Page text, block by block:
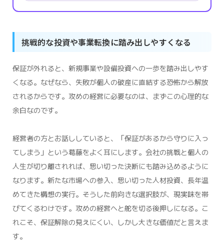
挑戦的な投資や事業転換に踏み出しやすくなる
保証が外れると、新規事業や設備投資への一歩を踏み出しやす
くなる。なぜなら、失敗が個人の破産に直結する恐怖から解放
されるからです。攻めの経営に必要なのは、まずこの心理的な
余白なのです。
経営者の方とお話ししていると、「保証があるから守りに入っ
てしまう」という葛藤をよく耳にします。会社の挑戦と個人の
人生が切り離されれば、思い切った決断にも踏み込めるように
なります。新たな市場への参入、思い切った人材投資、長年温
めてきた構想の実行。そうした前向きな選択肢が、現実味を帯
びてくるわけです。攻めの経営へと舵を切る後押しになる。こ
れこそ、保証解除の見えにくい、しかし大きな価値だと言えま
す。